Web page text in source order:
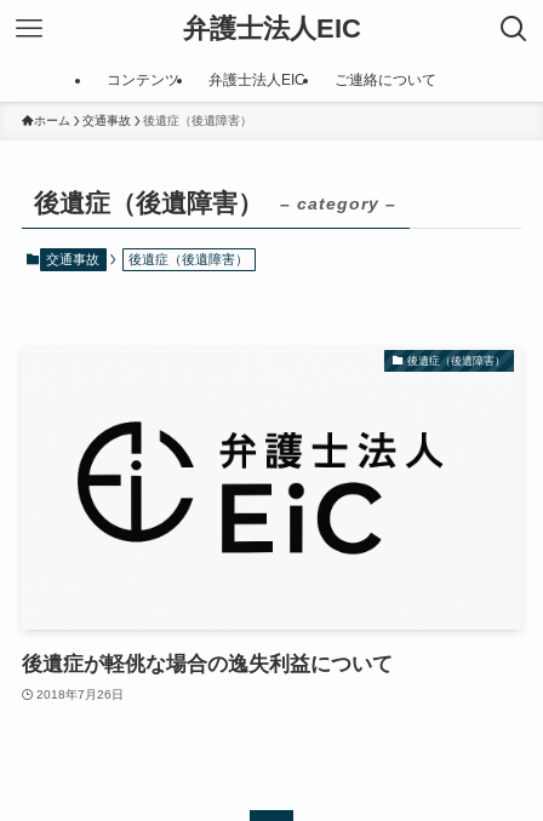
弁護士法人EIC
コンテンツ 弁護士法人EIC ご連絡について
ホーム 交通事故 後遺症（後遺障害）
後遺症（後遺障害） – category –
交通事故 後遺症（後遺障害）
後遺症（後遺障害）
後遺症が軽佻な場合の逸失利益について
2018年7月26日